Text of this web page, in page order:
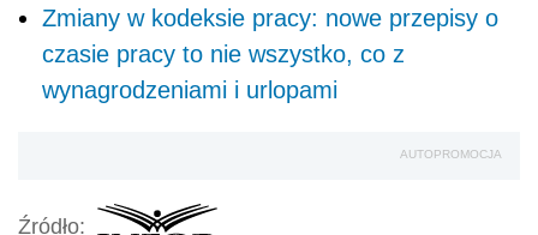
Zmiany w kodeksie pracy: nowe przepisy o
czasie pracy to nie wszystko, co z
wynagrodzeniami i urlopami
AUTOPROMOCJA
Źródło: